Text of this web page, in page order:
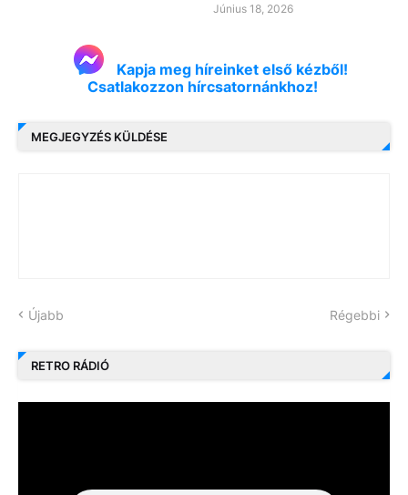
Június 18, 2026
Kapja meg híreinket első kézből!
Csatlakozzon hírcsatornánkhoz!
MEGJEGYZÉS KÜLDÉSE
Újabb Régebbi
RETRO RÁDIÓ